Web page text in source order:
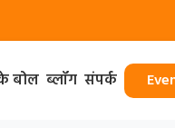
बोल ब्लॉग संपर्क